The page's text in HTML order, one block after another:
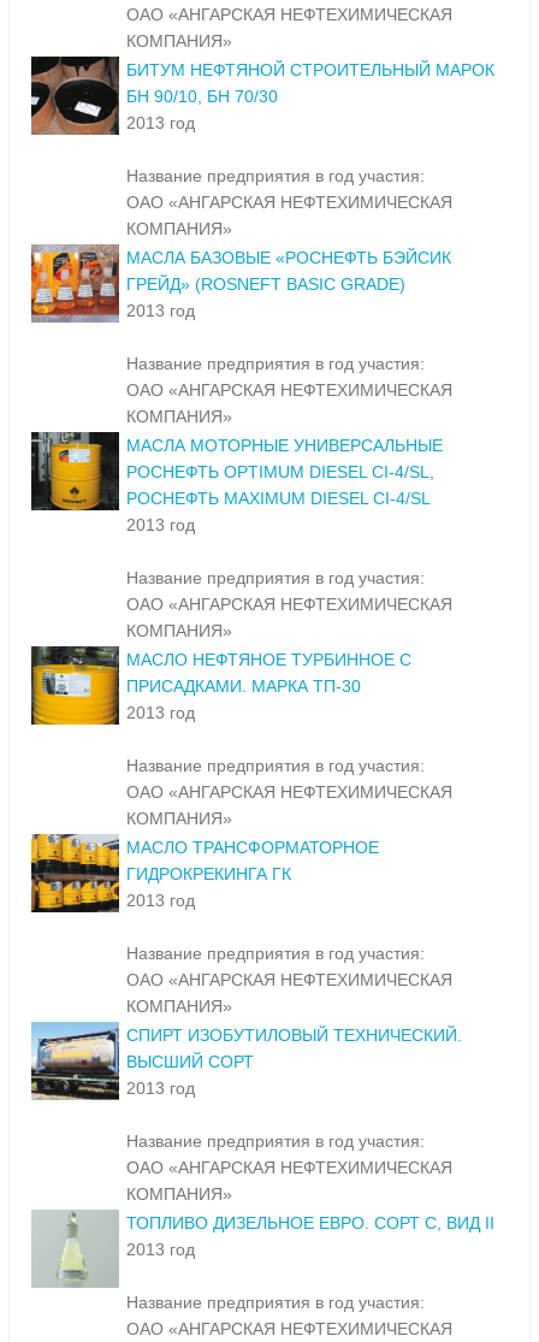
ОАО «АНГАРСКАЯ НЕФТЕХИМИЧЕСКАЯ
КОМПАНИЯ»
БИТУМ НЕФТЯНОЙ СТРОИТЕЛЬНЫЙ МАРОК
БН 90/10, БН 70/30
2013 год
Название предприятия в год участия:
ОАО «АНГАРСКАЯ НЕФТЕХИМИЧЕСКАЯ
КОМПАНИЯ»
МАСЛА БАЗОВЫЕ «РОСНЕФТЬ БЭЙСИК
ГРЕЙД» (ROSNEFT BASIC GRADE)
2013 год
Название предприятия в год участия:
ОАО «АНГАРСКАЯ НЕФТЕХИМИЧЕСКАЯ
КОМПАНИЯ»
МАСЛА МОТОРНЫЕ УНИВЕРСАЛЬНЫЕ
РОСНЕФТЬ OPTIMUM DIESEL CI-4/SL,
РОСНЕФТЬ MAXIMUM DIESEL CI-4/SL
2013 год
Название предприятия в год участия:
ОАО «АНГАРСКАЯ НЕФТЕХИМИЧЕСКАЯ
КОМПАНИЯ»
МАСЛО НЕФТЯНОЕ ТУРБИННОЕ С
ПРИСАДКАМИ. МАРКА ТП-30
2013 год
Название предприятия в год участия:
ОАО «АНГАРСКАЯ НЕФТЕХИМИЧЕСКАЯ
КОМПАНИЯ»
МАСЛО ТРАНСФОРМАТОРНОЕ
ГИДРОКРЕКИНГА ГК
2013 год
Название предприятия в год участия:
ОАО «АНГАРСКАЯ НЕФТЕХИМИЧЕСКАЯ
КОМПАНИЯ»
СПИРТ ИЗОБУТИЛОВЫЙ ТЕХНИЧЕСКИЙ.
ВЫСШИЙ СОРТ
2013 год
Название предприятия в год участия:
ОАО «АНГАРСКАЯ НЕФТЕХИМИЧЕСКАЯ
КОМПАНИЯ»
ТОПЛИВО ДИЗЕЛЬНОЕ ЕВРО. СОРТ С, ВИД II
2013 год
Название предприятия в год участия:
ОАО «АНГАРСКАЯ НЕФТЕХИМИЧЕСКАЯ